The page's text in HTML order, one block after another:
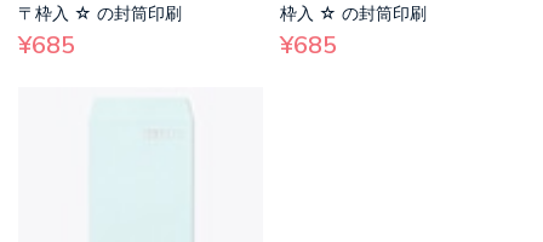
〒枠入 ☆ の封筒印刷
¥685
枠入 ☆ の封筒印刷
¥685